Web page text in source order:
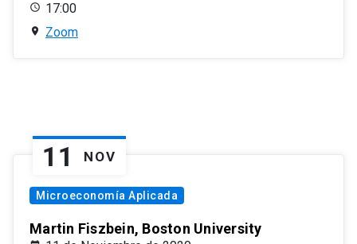
17:00
Zoom
11 NOV
Microeconomía Aplicada
Martin Fiszbein, Boston University